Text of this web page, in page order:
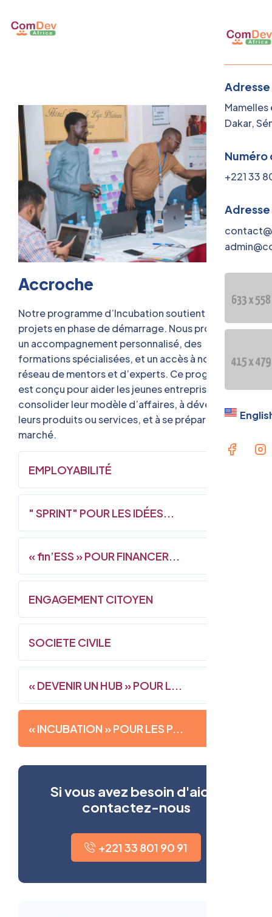
Mamelles
Dakar,
+221 33
EMPLOYABILITÉ
" SPRINT" POUR LES IDÉES...
« fin’ESS » POUR FINANCER...
ENGAGEMENT CITOYEN
SOCIETE CIVILE
« DEVENIR UN HUB » POUR L...
« INCUBATION » POUR LES P...
Si vous avez besoin d'aide,
contactez-nous
+221 33 801 90 91
Accroche
Notre programme d’Incubation soutient les
projets en phase de démarrage. Nous proposons
un accompagnement personnalisé, des
formations spécialisées, et un accès à notre
réseau de mentors et d’experts. Ce programme
est conçu pour aider les jeunes entreprises à
consolider leur modèle d’affaires, à développer
leurs produits ou services, et à se préparer pour le
marché.